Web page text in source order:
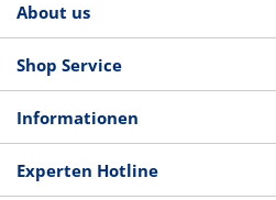
About us
Shop Service
Informationen
Experten Hotline